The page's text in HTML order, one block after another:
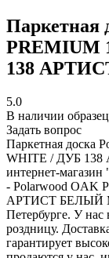
Паркетная
PREMIUM
138
5.0
В наличии образец
Задать вопрос
Паркетная доска
WHITE / ДУБ
интернет-
- Polarwood OAK
АРТИСТ БЕЛЫЙ
Петербурге. У нас
роздницу.
гарантирует